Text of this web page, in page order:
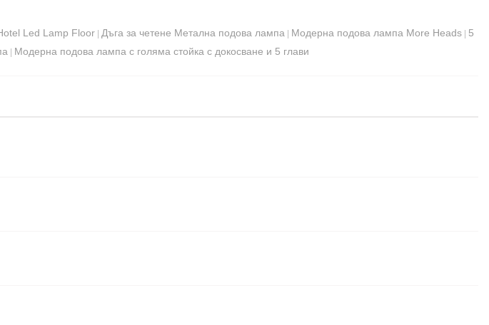
Led Lamp Floor | Дъга за четене Метална подова лампа | Модерна подова лампа More Heads | 5
| Модерна подова лампа с голяма стойка с докосване и 5 глави